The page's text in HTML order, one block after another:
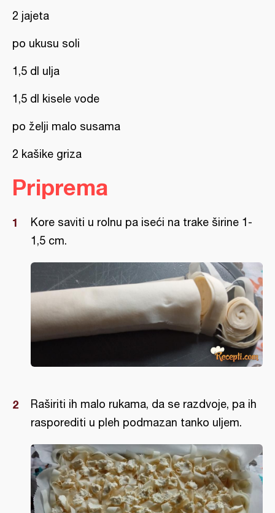
2 jajeta
po ukusu soli
1,5 dl ulja
1,5 dl kisele vode
po želji malo susama
2 kašike griza
Priprema
Kore saviti u rolnu pa iseći na trake širine 1-
1,5 cm.
Raširiti ih malo rukama, da se razdvoje, pa ih
rasporediti u pleh podmazan tanko uljem.